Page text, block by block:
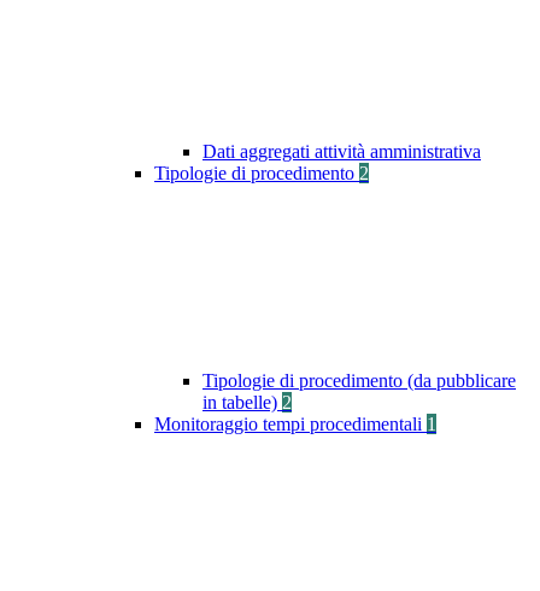
Dati aggregati attività amministrativa
Tipologie di procedimento 2
Tipologie di procedimento (da pubblicare
in tabelle) 2
Monitoraggio tempi procedimentali 1